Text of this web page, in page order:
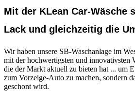
Mit der KLean Car-Wäsche
Lack und gleichzeitig die
Wir haben unsere SB-Waschanlage im
mit der hochwertigsten und innovativsten
die der Markt aktuell zu bieten hat ... um
zum Vorzeige-Auto zu machen, sondern
geschont wird.